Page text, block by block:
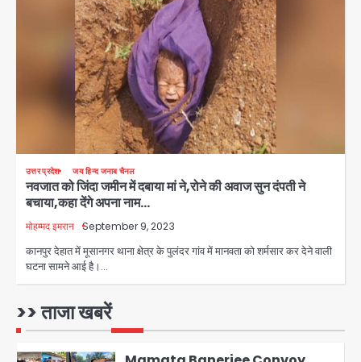
उत्तर प्रदेश जय हिन्द जनाब चैनल
नवजात को जिंदा जमीन में दबाया मां ने,रोने की अवाज सुन दंपती ने
बचाया,कहा देंगे अपना नाम…
मोहम्मद इमरान September 9, 2023
कानपुर देहात में मूसानगर थाना क्षेत्र के पुलंदर गांव में मानवता को शर्मसार कर देने वाली
घटना सामने आई है।…
>> ताजा खबरें
Shaheen Bagh News: बारिश के बाद
शाहीन बाग में जलभराव और गड्ढे, सीवर काम से
लोग परेशान
Avinash Kumar
Zepto Dhoom: ग्रेटर नोएडा के धूम
मानिकपुर Zepto वेयरहाउस में वेतन कटौती
को लेकर 100 से ज्यादा कर्मचारियों का विरोध
प्रदर्शन
Avinash Kumar
Parshvanath Building
Shooting: सिक्योरिटी गार्ड की गोली से 17
Avinash Kumar
1
Emergency: तीसरी मंजिल से गिरी छात्रा
Mamata Banerjee Convoy